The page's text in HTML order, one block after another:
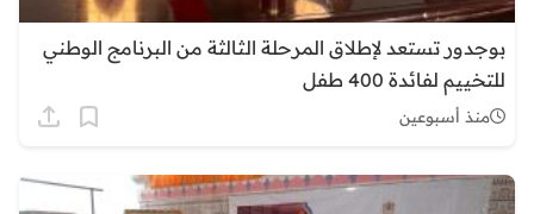
بوجدور تستعد لإطلاق المرحلة الثالثة من البرنامج الوطني
للتخييم لفائدة 400 طفل
منذ أسبوعين